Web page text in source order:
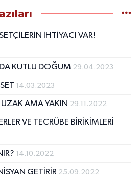
İHTİYACI VAR!
KUTLU DOĞUM 29.04.2023
14.03.2023
AMA YAKIN 29.11.2022
VE TECRÜBE BİRİKİMLERİ
14.10.2022
GETİRİR 25.09.2022